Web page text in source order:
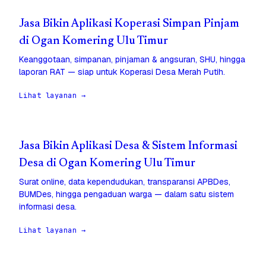
Jasa Bikin Aplikasi Koperasi Simpan Pinjam
di Ogan Komering Ulu Timur
Keanggotaan, simpanan, pinjaman & angsuran, SHU, hingga
laporan RAT — siap untuk Koperasi Desa Merah Putih.
Lihat layanan →
Jasa Bikin Aplikasi Desa & Sistem Informasi
Desa di Ogan Komering Ulu Timur
Surat online, data kependudukan, transparansi APBDes,
BUMDes, hingga pengaduan warga — dalam satu sistem
informasi desa.
Lihat layanan →